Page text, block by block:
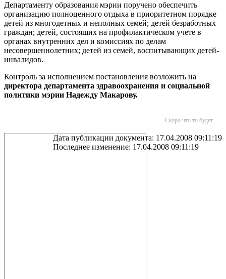
Департаменту образования мэрии поручено обеспечить
организацию полноценного отдыха в приоритетном порядке
детей из многодетных и неполных семей; детей безработных
граждан; детей, состоящих на профилактическом учете в
органах внутренних дел и комиссиях по делам
несовершеннолетних; детей из семей, воспитывающих детей-
инвалидов.
Контроль за исполнением постановления возложить на
директора департамента здравоохранения и социальной
политики мэрии Надежду Макарову.
Скоро что то будет...
Дата публикации документа: 17.04.2008 09:11:19
Последнее изменение: 17.04.2008 09:11:19